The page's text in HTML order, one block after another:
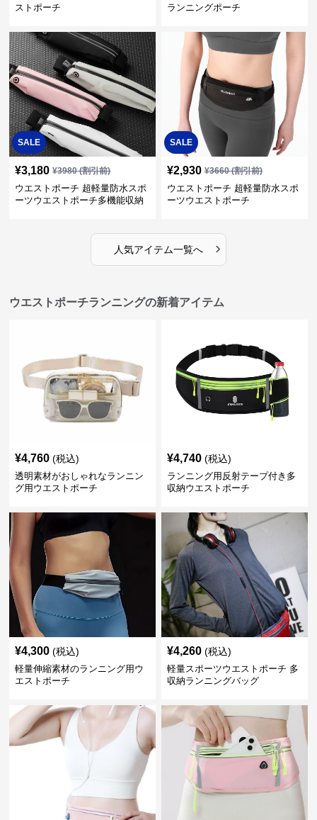
ストポーチ
ランニングポーチ
SALE
¥3,180 ¥3980(割引前)
ウエストポーチ 超軽量防水スポ
ーツウエストポーチ多機能収納
SALE
¥2,930 ¥3660(割引前)
ウエストポーチ 超軽量防水スポ
ーツウエストポーチ
人気アイテム一覧へ ›
ウエストポーチランニングの新着アイテム
¥4,760 (税込)
透明素材がおしゃれなランニン
グ用ウエストポーチ
¥4,740 (税込)
ランニング用反射テープ付き多
収納ウエストポーチ
¥4,300 (税込)
軽量伸縮素材のランニング用ウ
エストポーチ
¥4,260 (税込)
軽量スポーツウエストポーチ 多
収納ランニングバッグ